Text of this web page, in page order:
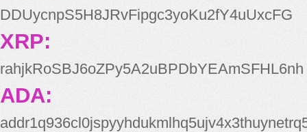
DDUycnpS5H8JRvFipgc3yoKu2fY4uUxcFG
XRP:
rahjkRoSBJ6oZPy5A2uBPDbYEAmSFHL6nh
ADA: